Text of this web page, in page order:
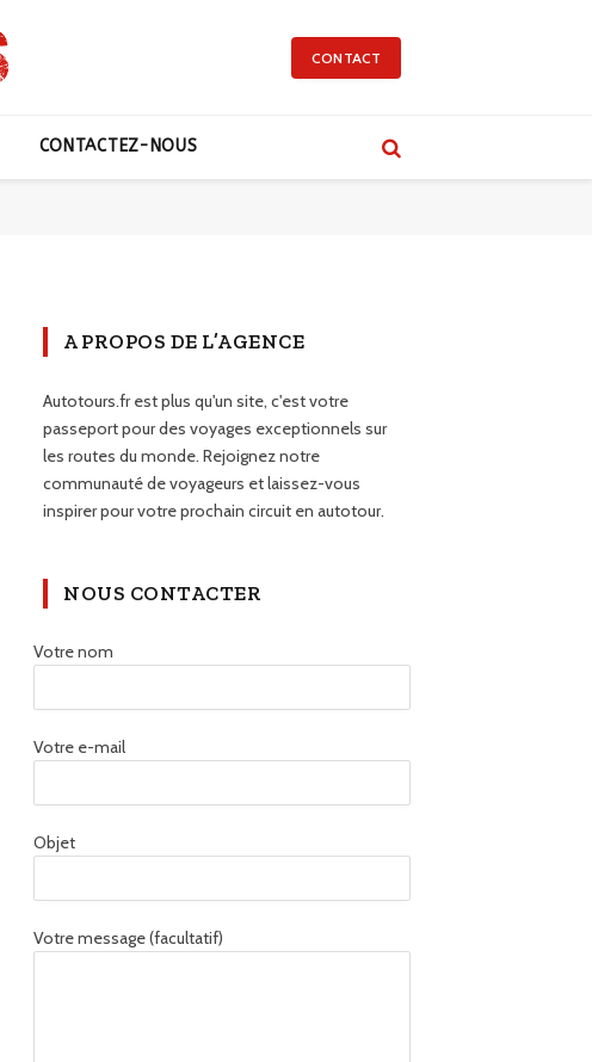
CONTACT
CONTACTEZ-NOUS
A PROPOS DE L’AGENCE
Autotours.fr est plus qu'un site, c'est votre
passeport pour des voyages exceptionnels sur
les routes du monde. Rejoignez notre
communauté de voyageurs et laissez-vous
inspirer pour votre prochain circuit en autotour.
NOUS CONTACTER
Votre nom
Votre e-mail
Objet
Votre message (facultatif)